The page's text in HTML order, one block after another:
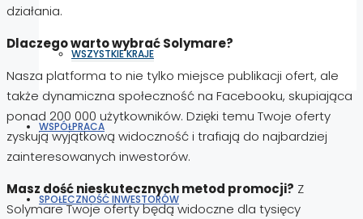
WSZYSTKIE KRAJE
WSPÓŁPRACA
SPOŁECZNOŚĆ INWESTORÓW
działania.
Dlaczego warto wybrać Solymare?
Nasza platforma to nie tylko miejsce publikacji ofert, ale
także dynamiczna społeczność na Facebooku, skupiająca
ponad 200 000 użytkowników. Dzięki temu Twoje oferty
zyskują wyjątkową widoczność i trafiają do najbardziej
zainteresowanych inwestorów.
Masz dość nieskutecznych metod promocji? Z
Solymare Twoje oferty będą widoczne dla tysięcy